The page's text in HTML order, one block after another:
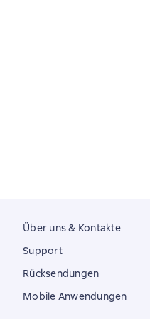
Über uns & Kontakte
Support
Rücksendungen
Mobile Anwendungen